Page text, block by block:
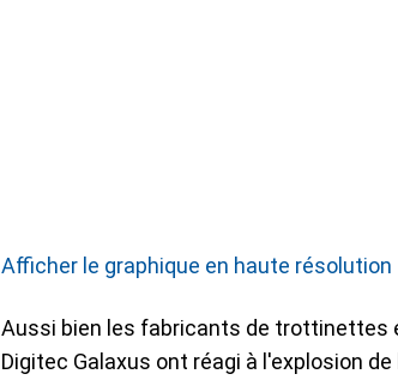
Afficher le graphique en haute résolution
Aussi bien les fabricants de trottinettes
Digitec Galaxus ont réagi à l'explosion